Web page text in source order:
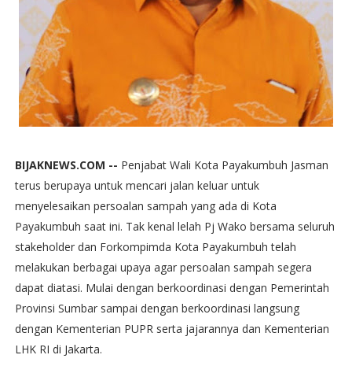
BIJAKNEWS.COM -- Penjabat Wali Kota Payakumbuh Jasman
terus berupaya untuk mencari jalan keluar untuk
menyelesaikan persoalan sampah yang ada di Kota
Payakumbuh saat ini. Tak kenal lelah Pj Wako bersama seluruh
stakeholder dan Forkompimda Kota Payakumbuh telah
melakukan berbagai upaya agar persoalan sampah segera
dapat diatasi. Mulai dengan berkoordinasi dengan Pemerintah
Provinsi Sumbar sampai dengan berkoordinasi langsung
dengan Kementerian PUPR serta jajarannya dan Kementerian
LHK RI di Jakarta.